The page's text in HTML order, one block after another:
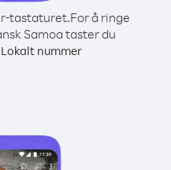
tastaturet.For å ringe
Samoa taster du
Lokalt nummer